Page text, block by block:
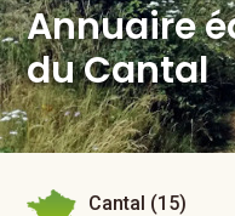
Annuaire
du Cantal
Cantal (15)